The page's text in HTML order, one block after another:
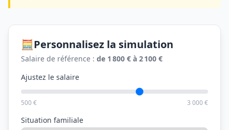
🧮Personnalisez la simulation
Salaire de référence : de 1 800 € à 2 100 €
Ajustez le salaire
500 € 3 000 €
Situation familiale